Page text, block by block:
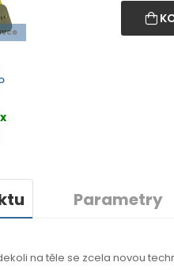
Parametry
na těle se zcela novou